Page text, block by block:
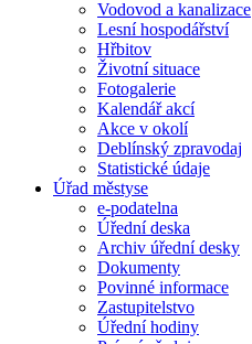
Vodovod a kanalizace
Lesní hospodářství
Hřbitov
Životní situace
Fotogalerie
Kalendář akcí
Akce v okolí
Deblínský zpravodaj
Statistické údaje
Úřad městyse
e-podatelna
Úřední deska
Archiv úřední desky
Dokumenty
Povinné informace
Zastupitelstvo
Úřední hodiny